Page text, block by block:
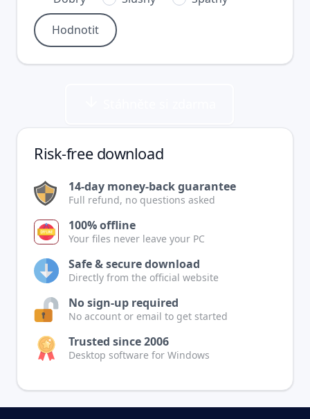
Risk-free download
14-day money-back guarantee
Full refund, no questions asked
100% offline
Your files never leave your PC
Safe & secure download
Directly from the official website
No sign-up required
No account or email to get started
Trusted since 2006
Desktop software for Windows